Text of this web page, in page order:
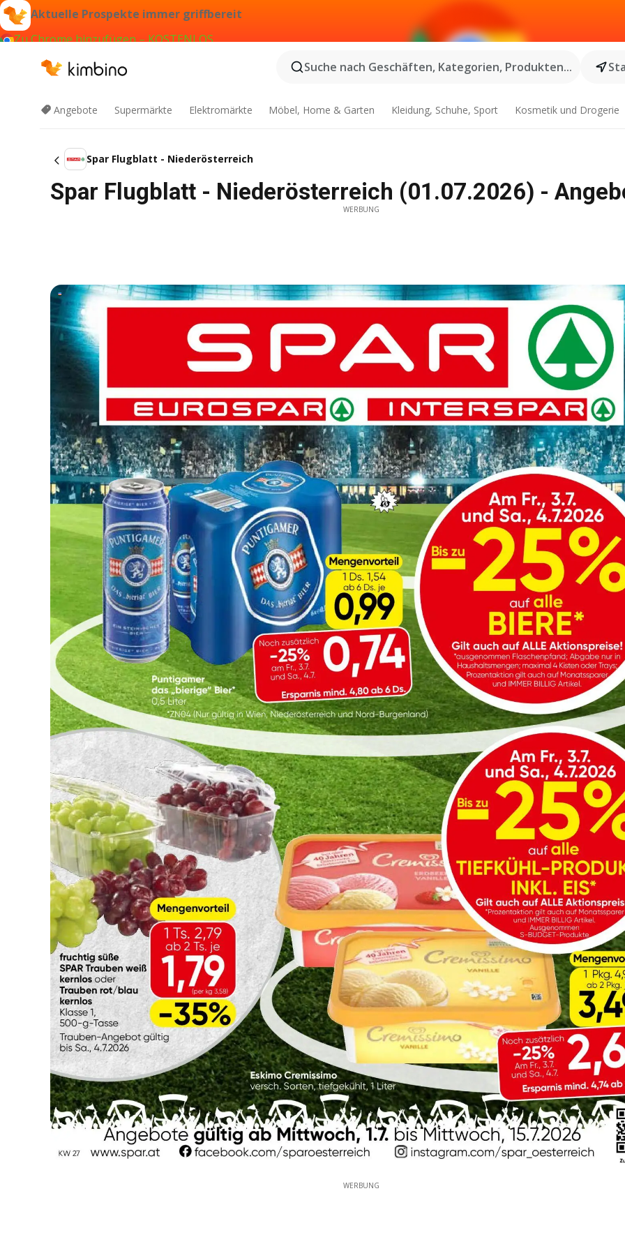
Aktuelle Prospekte immer griffbereit
Zu Chrome hinzufügen – KOSTENLOS
Suche nach Geschäften, Kategorien, Produkten...
Angebote Supermärkte Elektromärkte Möbel, Home & Garten Kleidung, Schuhe, Sport Kosmetik und Drogerie
Spar Flugblatt - Niederösterreich
Spar Flugblatt - Niederösterreich (01.07.2026) -
WERBUNG
WERBUNG